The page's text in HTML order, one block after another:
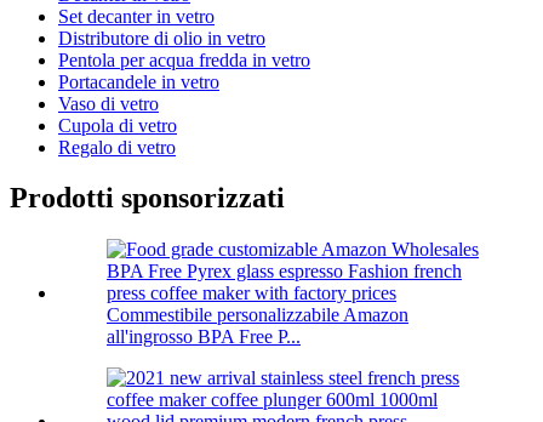
Set decanter in vetro
Distributore di olio in vetro
Pentola per acqua fredda in vetro
Portacandele in vetro
Vaso di vetro
Cupola di vetro
Regalo di vetro
Prodotti sponsorizzati
Commestibile personalizzabile Amazon
all'ingrosso BPA Free P...